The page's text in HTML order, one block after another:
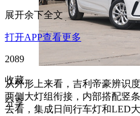
从外形上来看，吉利帝豪辨识
两侧大灯组衔接，内部搭配竖
去看，集成日间行车灯和LED
展开余下全文
打开APP查看更多
2089
收藏
分享